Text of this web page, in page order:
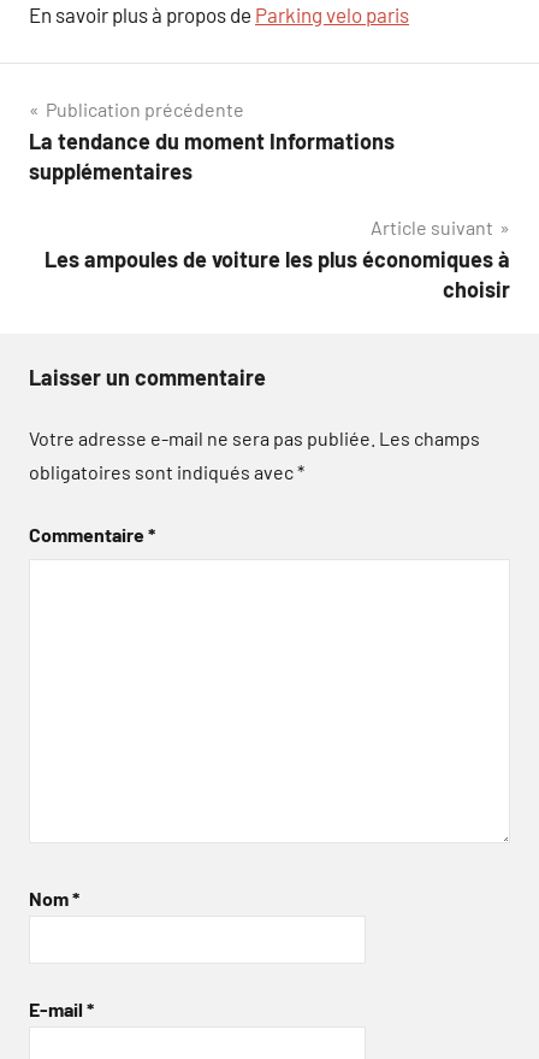
En savoir plus à propos de Parking velo paris
Navigation
de
Publication précédente
La tendance du moment Informations
supplémentaires
Article suivant
Les ampoules de voiture les plus économiques à
choisir
Laisser un commentaire
Votre adresse e-mail ne sera pas publiée. Les champs
obligatoires sont indiqués avec*
Commentaire*
Nom*
E-mail *